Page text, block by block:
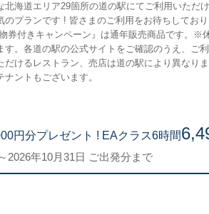
北海道エリア29箇所の道の駅にてご利用いただ
のプランです ! 皆さまのご利用をお待ちしてお
券付きキャンペーン』は通年販売商品です。※
す。各道の駅の公式サイトをご確認のうえ、ご
だけるレストラン、売店は道の駅により異なり
ントもございます。
円分プレゼント ! EAクラス6時間
2026年10月31日 ご出発分まで